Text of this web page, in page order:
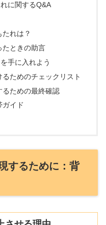
に関するQ&A
れは？
たときの助言
手に入れよう
ためのチェックリスト
ための最終確認
ガイド
するために：背